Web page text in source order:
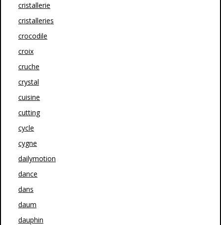
cristallerie
cristalleries
crocodile
croix
cruche
crystal
cuisine
cutting
cycle
cygne
dailymotion
dance
dans
daum
dauphin